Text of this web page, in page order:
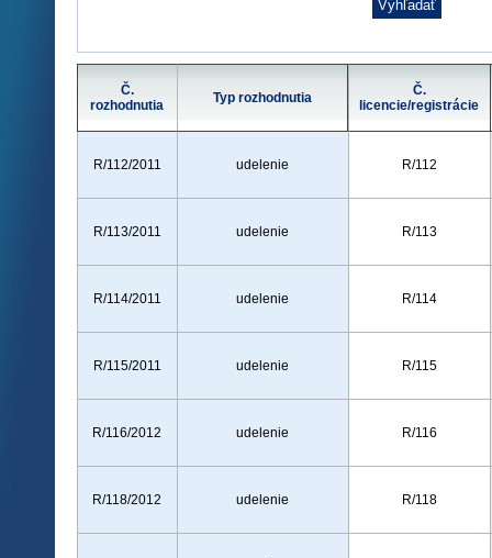
Č.
rozhodnutia
Typ rozhodnutia
Č.
licencie/registrácie
R/112/2011 udelenie R/112
R/113/2011 udelenie R/113
R/114/2011 udelenie R/114
R/115/2011 udelenie R/115
R/116/2012 udelenie R/116
R/118/2012 udelenie R/118